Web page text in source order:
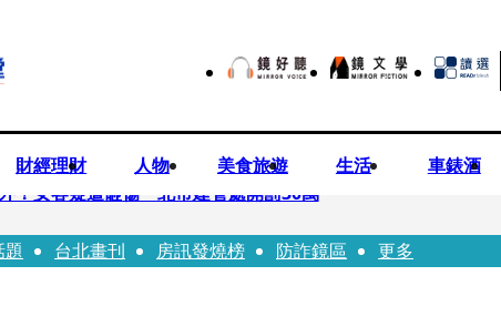
財經理財 人物 美食旅遊 生活 車錶酒
！女客疑遭砸傷 北市建管處開罰30萬
關稅12月生效 經濟部回應了
題 台北畫刊 房訊發燒榜 防詐鏡區 更多